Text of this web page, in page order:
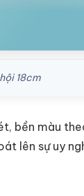
18cm
bền màu
lên sự uy